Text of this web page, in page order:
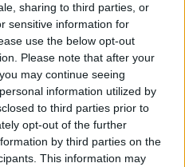
sharing to third parties, or
sensitive information for
use the below opt-out
Please note that after your
may continue seeing
information utilized by
to third parties prior to
opt-out of the further
by third parties on the
This information may
ευπαθείς στη ζέστη